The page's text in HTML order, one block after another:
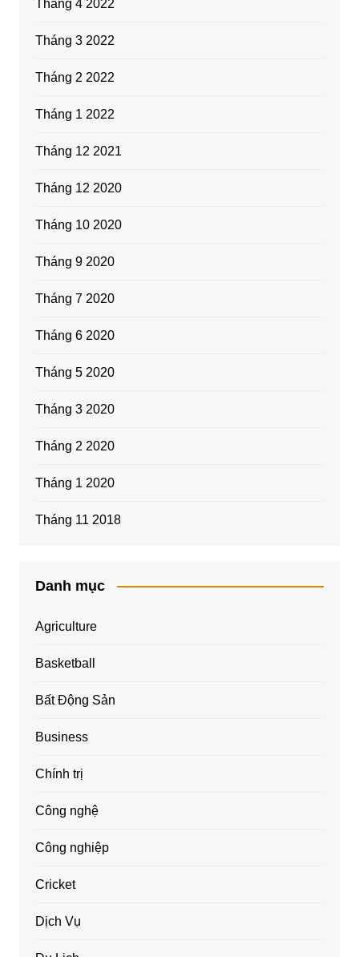
Tháng 4 2022
Tháng 3 2022
Tháng 2 2022
Tháng 1 2022
Tháng 12 2021
Tháng 12 2020
Tháng 10 2020
Tháng 9 2020
Tháng 7 2020
Tháng 6 2020
Tháng 5 2020
Tháng 3 2020
Tháng 2 2020
Tháng 1 2020
Tháng 11 2018
Danh mục
Agriculture
Basketball
Bất Động Sản
Business
Chính trị
Công nghệ
Công nghiệp
Cricket
Dịch Vụ